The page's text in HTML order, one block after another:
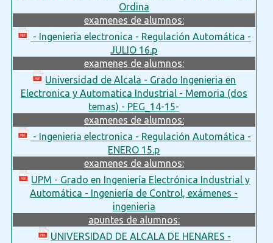
Ordina
examenes de alumnos:
- Ingenieria electronica - Regulación Automática -
JULIO 16.p
examenes de alumnos:
Universidad de Alcala - Grado Ingenieria en
Electronica y Automatica Industrial - Memoria (dos
temas) - PEG_14-15-
examenes de alumnos:
- Ingenieria electronica - Regulación Automática -
ENERO 15.p
examenes de alumnos:
UPM - Grado en Ingeniería Electrónica Industrial y
Automática - Ingeniería de Control, exámenes -
ingenieria
apuntes de alumnos:
UNIVERSIDAD DE ALCALA DE HENARES -